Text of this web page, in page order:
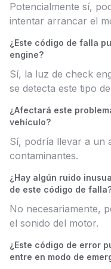
Potencialmente sí,
intentar arrancar el
¿Este código de falla
engine?
Sí, la luz de check
se detecta este tipo
¿Afectará este
vehículo?
Sí, podría llevar a un
contaminantes.
¿Hay algún ruido
de este código de
No necesariamente,
el sonido del motor.
¿Este código de error
entre en modo de